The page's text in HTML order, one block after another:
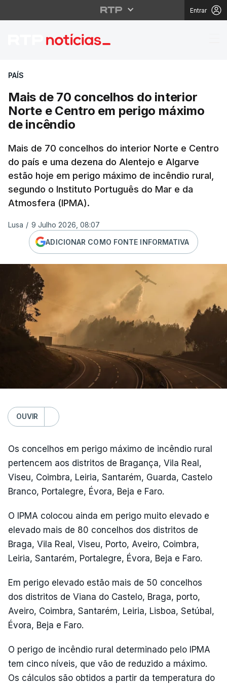
Entrar
Mais de 70
PAÍS
Mais de 70 concelhos do interior
Norte e Centro em perigo máximo
de incêndio
Mais de 70 concelhos do interior Norte e Centro
do país e uma dezena do Alentejo e Algarve
estão hoje em perigo máximo de incêndio rural,
segundo o Instituto Português do Mar e da
Atmosfera (IPMA).
Lusa / 9 Julho 2026, 08:07
ADICIONAR COMO FONTE INFORMATIVA
OUVIR
Os concelhos em perigo máximo de incêndio rural
pertencem aos distritos de Bragança, Vila Real,
Viseu, Coimbra, Leiria, Santarém, Guarda, Castelo
Branco, Portalegre, Évora, Beja e Faro.
O IPMA colocou ainda em perigo muito elevado e
elevado mais de 80 concelhos dos distritos de
Braga, Vila Real, Viseu, Porto, Aveiro, Coimbra,
Leiria, Santarém, Portalegre, Évora, Beja e Faro.
Em perigo elevado estão mais de 50 concelhos
dos distritos de Viana do Castelo, Braga, porto,
Aveiro, Coimbra, Santarém, Leiria, Lisboa, Setúbal,
Évora, Beja e Faro.
O perigo de incêndio rural determinado pelo IPMA
tem cinco níveis, que vão de reduzido a máximo.
Os cálculos são obtidos a partir da temperatura do